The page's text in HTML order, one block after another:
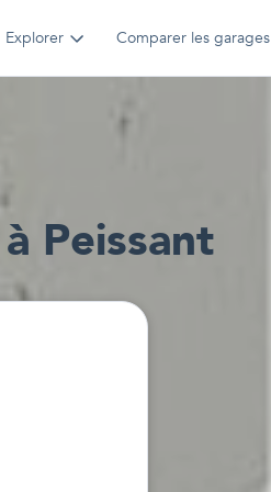
Explorer Comparer les garages
à Peissant